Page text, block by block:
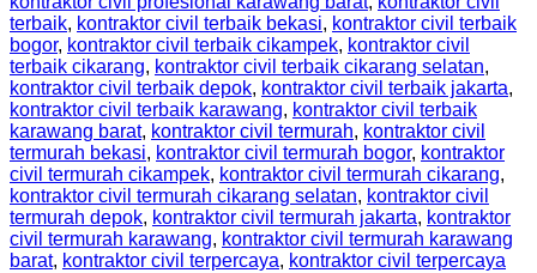
terbaik, kontraktor civil terbaik bekasi, kontraktor civil terbaik
bogor, kontraktor civil terbaik cikampek, kontraktor civil
terbaik cikarang, kontraktor civil terbaik cikarang selatan,
kontraktor civil terbaik depok, kontraktor civil terbaik jakarta,
kontraktor civil terbaik karawang, kontraktor civil terbaik
karawang barat, kontraktor civil termurah, kontraktor civil
termurah bekasi, kontraktor civil termurah bogor, kontraktor
civil termurah cikampek, kontraktor civil termurah cikarang,
kontraktor civil termurah cikarang selatan, kontraktor civil
termurah depok, kontraktor civil termurah jakarta, kontraktor
civil termurah karawang, kontraktor civil termurah karawang
barat, kontraktor civil terpercaya, kontraktor civil terpercaya